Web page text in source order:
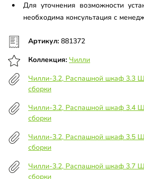
Для уточнения возможности
необходима консультация с
Артикул: 881372
Коллекция: Чилли
Чилли-3.2, Распашной шкаф 3.3
сборки
Чилли-3.2, Распашной шкаф 3.4
сборки
Чилли-3.2, Распашной шкаф 3.5
сборки
Чилли-3.2, Распашной шкаф 3.7
сборки